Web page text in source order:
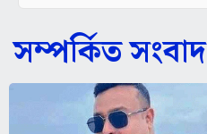
সম্পর্কিত সংবাদ